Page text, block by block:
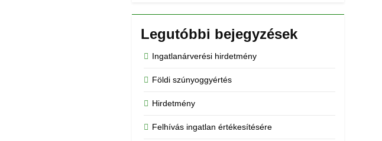
Legutóbbi bejegyzések
Ingatlanárverési hirdetmény
Földi szúnyoggyértés
Hirdetmény
Felhívás ingatlan értékesítésére